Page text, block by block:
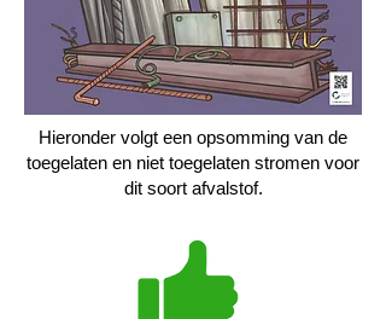
Hieronder volgt een opsomming van de
toegelaten en niet toegelaten stromen voor
dit soort afvalstof.